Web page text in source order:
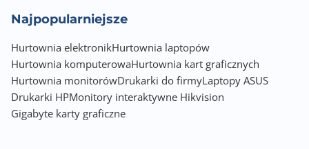
Najpopularniejsze
Hurtownia elektronikHurtownia laptopów
Hurtownia komputerowaHurtownia kart graficznych
Hurtownia monitorówDrukarki do firmyLaptopy ASUS
Drukarki HPMonitory interaktywne Hikvision
Gigabyte karty graficzne